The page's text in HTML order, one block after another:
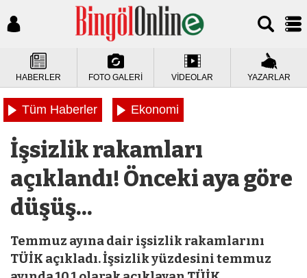
HABERLER FOTO GALERİ VİDEOLAR YAZARLAR
Tüm Haberler Ekonomi
İşsizlik rakamları
açıklandı! Önceki aya göre
düşüş...
Temmuz ayına dair işsizlik rakamlarını
TÜİK açıkladı. İşsizlik yüzdesini temmuz